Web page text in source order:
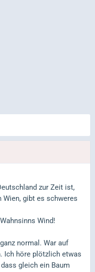
zur Zeit ist,
Wien, gibt es schweres
Wind!
normal. War auf
Ich höre plötzlich etwas
gleich ein Baum